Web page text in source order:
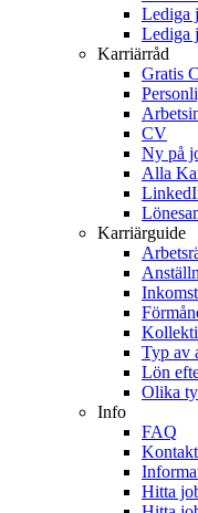
Lediga
Lediga
Karriärråd
Gratis
CV
Ny på
Alla
Karriärguide
Typ av
Lön
Olika
Info
FAQ
Hitta